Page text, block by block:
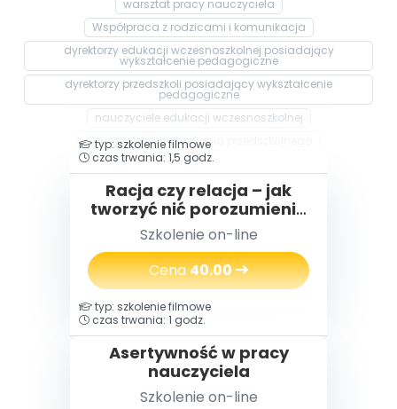
warsztat pracy nauczyciela
Współpraca z rodzicami i komunikacja
dyrektorzy edukacji wczesnoszkolnej posiadający
wykształcenie pedagogiczne
dyrektorzy przedszkoli posiadający wykształcenie
pedagogiczne
nauczyciele edukacji wczesnoszkolnej
nauczyciele wychowania przedszkolnego
typ: szkolenie filmowe
czas trwania: 1,5 godz.
Racja czy relacja – jak
tworzyć nić porozumienia
z rodzicami
przedszkolaków,
zwłaszcza w trudnych
sytuacjach?
Szkolenie on-line
Cena40.00
typ: szkolenie filmowe
czas trwania: 1 godz.
Asertywność w pracy
nauczyciela
Szkolenie on-line